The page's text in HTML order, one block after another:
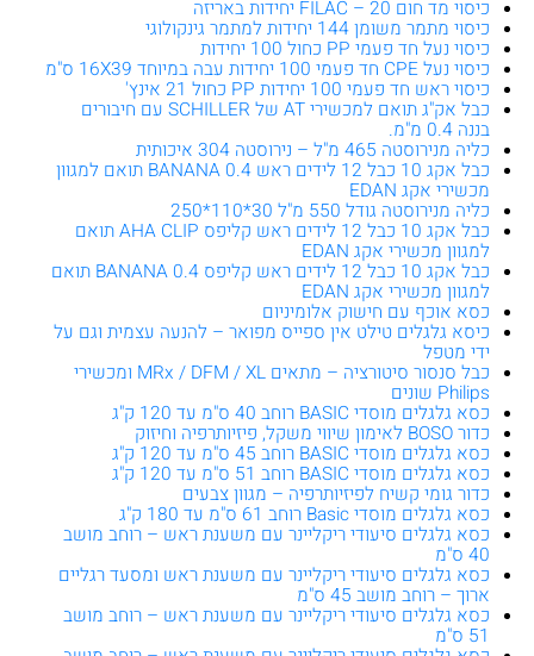
כיסוי מד חום FILAC – 20 יחידות באריזה
כיסוי מתמר משומן 144 יחידות למתמר גינקולוגי
כיסוי נעל חד פעמי PP כחול 100 יחידות
כיסוי נעל CPE חד פעמי 100 יחידות עבה במיוחד 16X39 ס"מ
כיסוי ראש חד פעמי 100 יחידות PP כחול 21 אינץ'
כבל אק"ג תואם למכשירי AT של SCHILLER עם חיבורים
בננה 0.4 מ"מ.
כליה מנירוסטה 465 מ"ל – נירוסטה 304 איכותית
כבל אקג 10 כבל 12 לידים ראש BANANA 0.4 תואם למגוון
מכשירי אקג EDAN
כליה מנירוסטה גודל 550 מ"ל 30*110*250
כבל אקג 10 כבל 12 לידים ראש קליפס AHA CLIP תואם
למגוון מכשירי אקג EDAN
כבל אקג 10 כבל 12 לידים ראש קליפס BANANA 0.4 תואם
למגוון מכשירי אקג EDAN
כסא אוכף עם חישוק אלומיניום
כיסא גלגלים טילט אין ספייס מפואר – להנעה עצמית וגם על
ידי מטפל
כבל סנסור סיטורציה – מתאים MRx / DFM / XL ומכשירי
Philips שונים
כסא גלגלים מוסדי BASIC רוחב 40 ס"מ עד 120 ק"ג
כדור BOSO לאימון שיווי משקל, פיזיותרפיה וחיזוק
כסא גלגלים מוסדי BASIC רוחב 45 ס"מ עד 120 ק"ג
כסא גלגלים מוסדי BASIC רוחב 51 ס"מ עד 120 ק"ג
כדור גומי קשיח לפיזיותרפיה – מגוון צבעים
כסא גלגלים מוסדי Basic רוחב 61 ס"מ עד 180 ק"ג
כסא גלגלים סיעודי ריקליינר עם משענת ראש – רוחב מושב
40 ס"מ
כסא גלגלים סיעודי ריקליינר עם משענת ראש ומסעד רגליים
ארוך – רוחב מושב 45 ס"מ
כסא גלגלים סיעודי ריקליינר עם משענת ראש – רוחב מושב
51 ס"מ